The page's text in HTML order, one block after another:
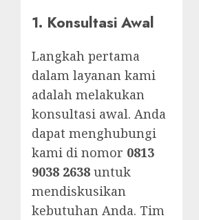
1. Konsultasi Awal
Langkah pertama
dalam layanan kami
adalah melakukan
konsultasi awal. Anda
dapat menghubungi
kami di nomor 0813
9038 2638 untuk
mendiskusikan
kebutuhan Anda. Tim